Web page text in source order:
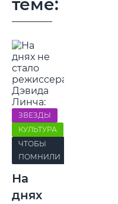
теме:
ЗВЕЗДЫ
КУЛЬТУРА
ЧТОБЫ
ПОМНИЛИ
На
днях